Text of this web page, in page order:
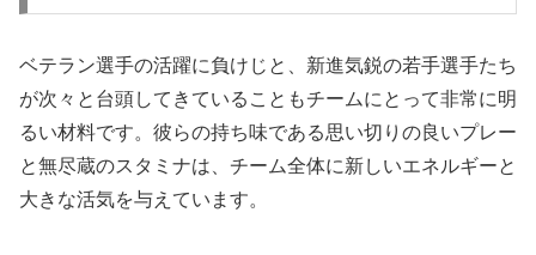
ベテラン選手の活躍に負けじと、新進気鋭の若手選手たち
が次々と台頭してきていることもチームにとって非常に明
るい材料です。彼らの持ち味である思い切りの良いプレー
と無尽蔵のスタミナは、チーム全体に新しいエネルギーと
大きな活気を与えています。